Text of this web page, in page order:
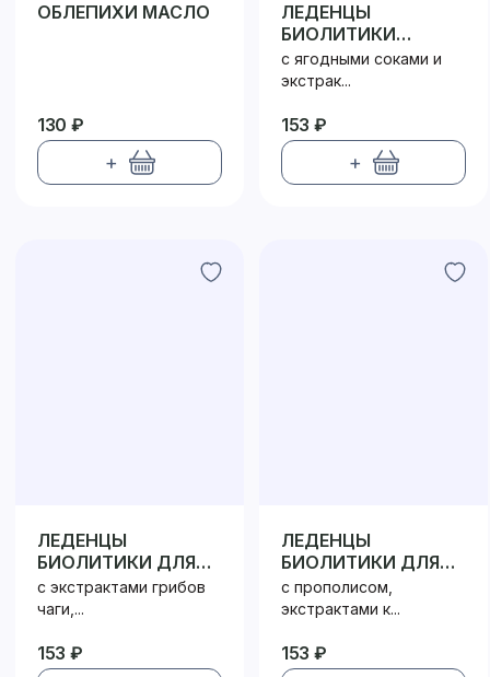
ОБЛЕПИХИ МАСЛО
130 ₽
+
ЛЕДЕНЦЫ
БИОЛИТИКИ
ВИТАМИННЫЕ
с ягодными соками и
экстрак...
153 ₽
+
ЛЕДЕНЦЫ
БИОЛИТИКИ ДЛЯ
ИММУНИТЕТА
с экстрактами грибов
чаги,...
153 ₽
ЛЕДЕНЦЫ
БИОЛИТИКИ ДЛЯ
ГОРЛА
с прополисом,
экстрактами к...
153 ₽